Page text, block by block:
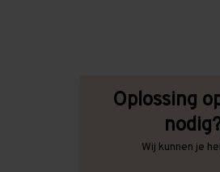
Oplossing
Wij kunnen je